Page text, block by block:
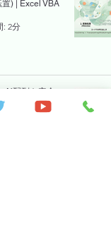
) | Excel VBA
: 2分
配列を安全
| Excel VBA